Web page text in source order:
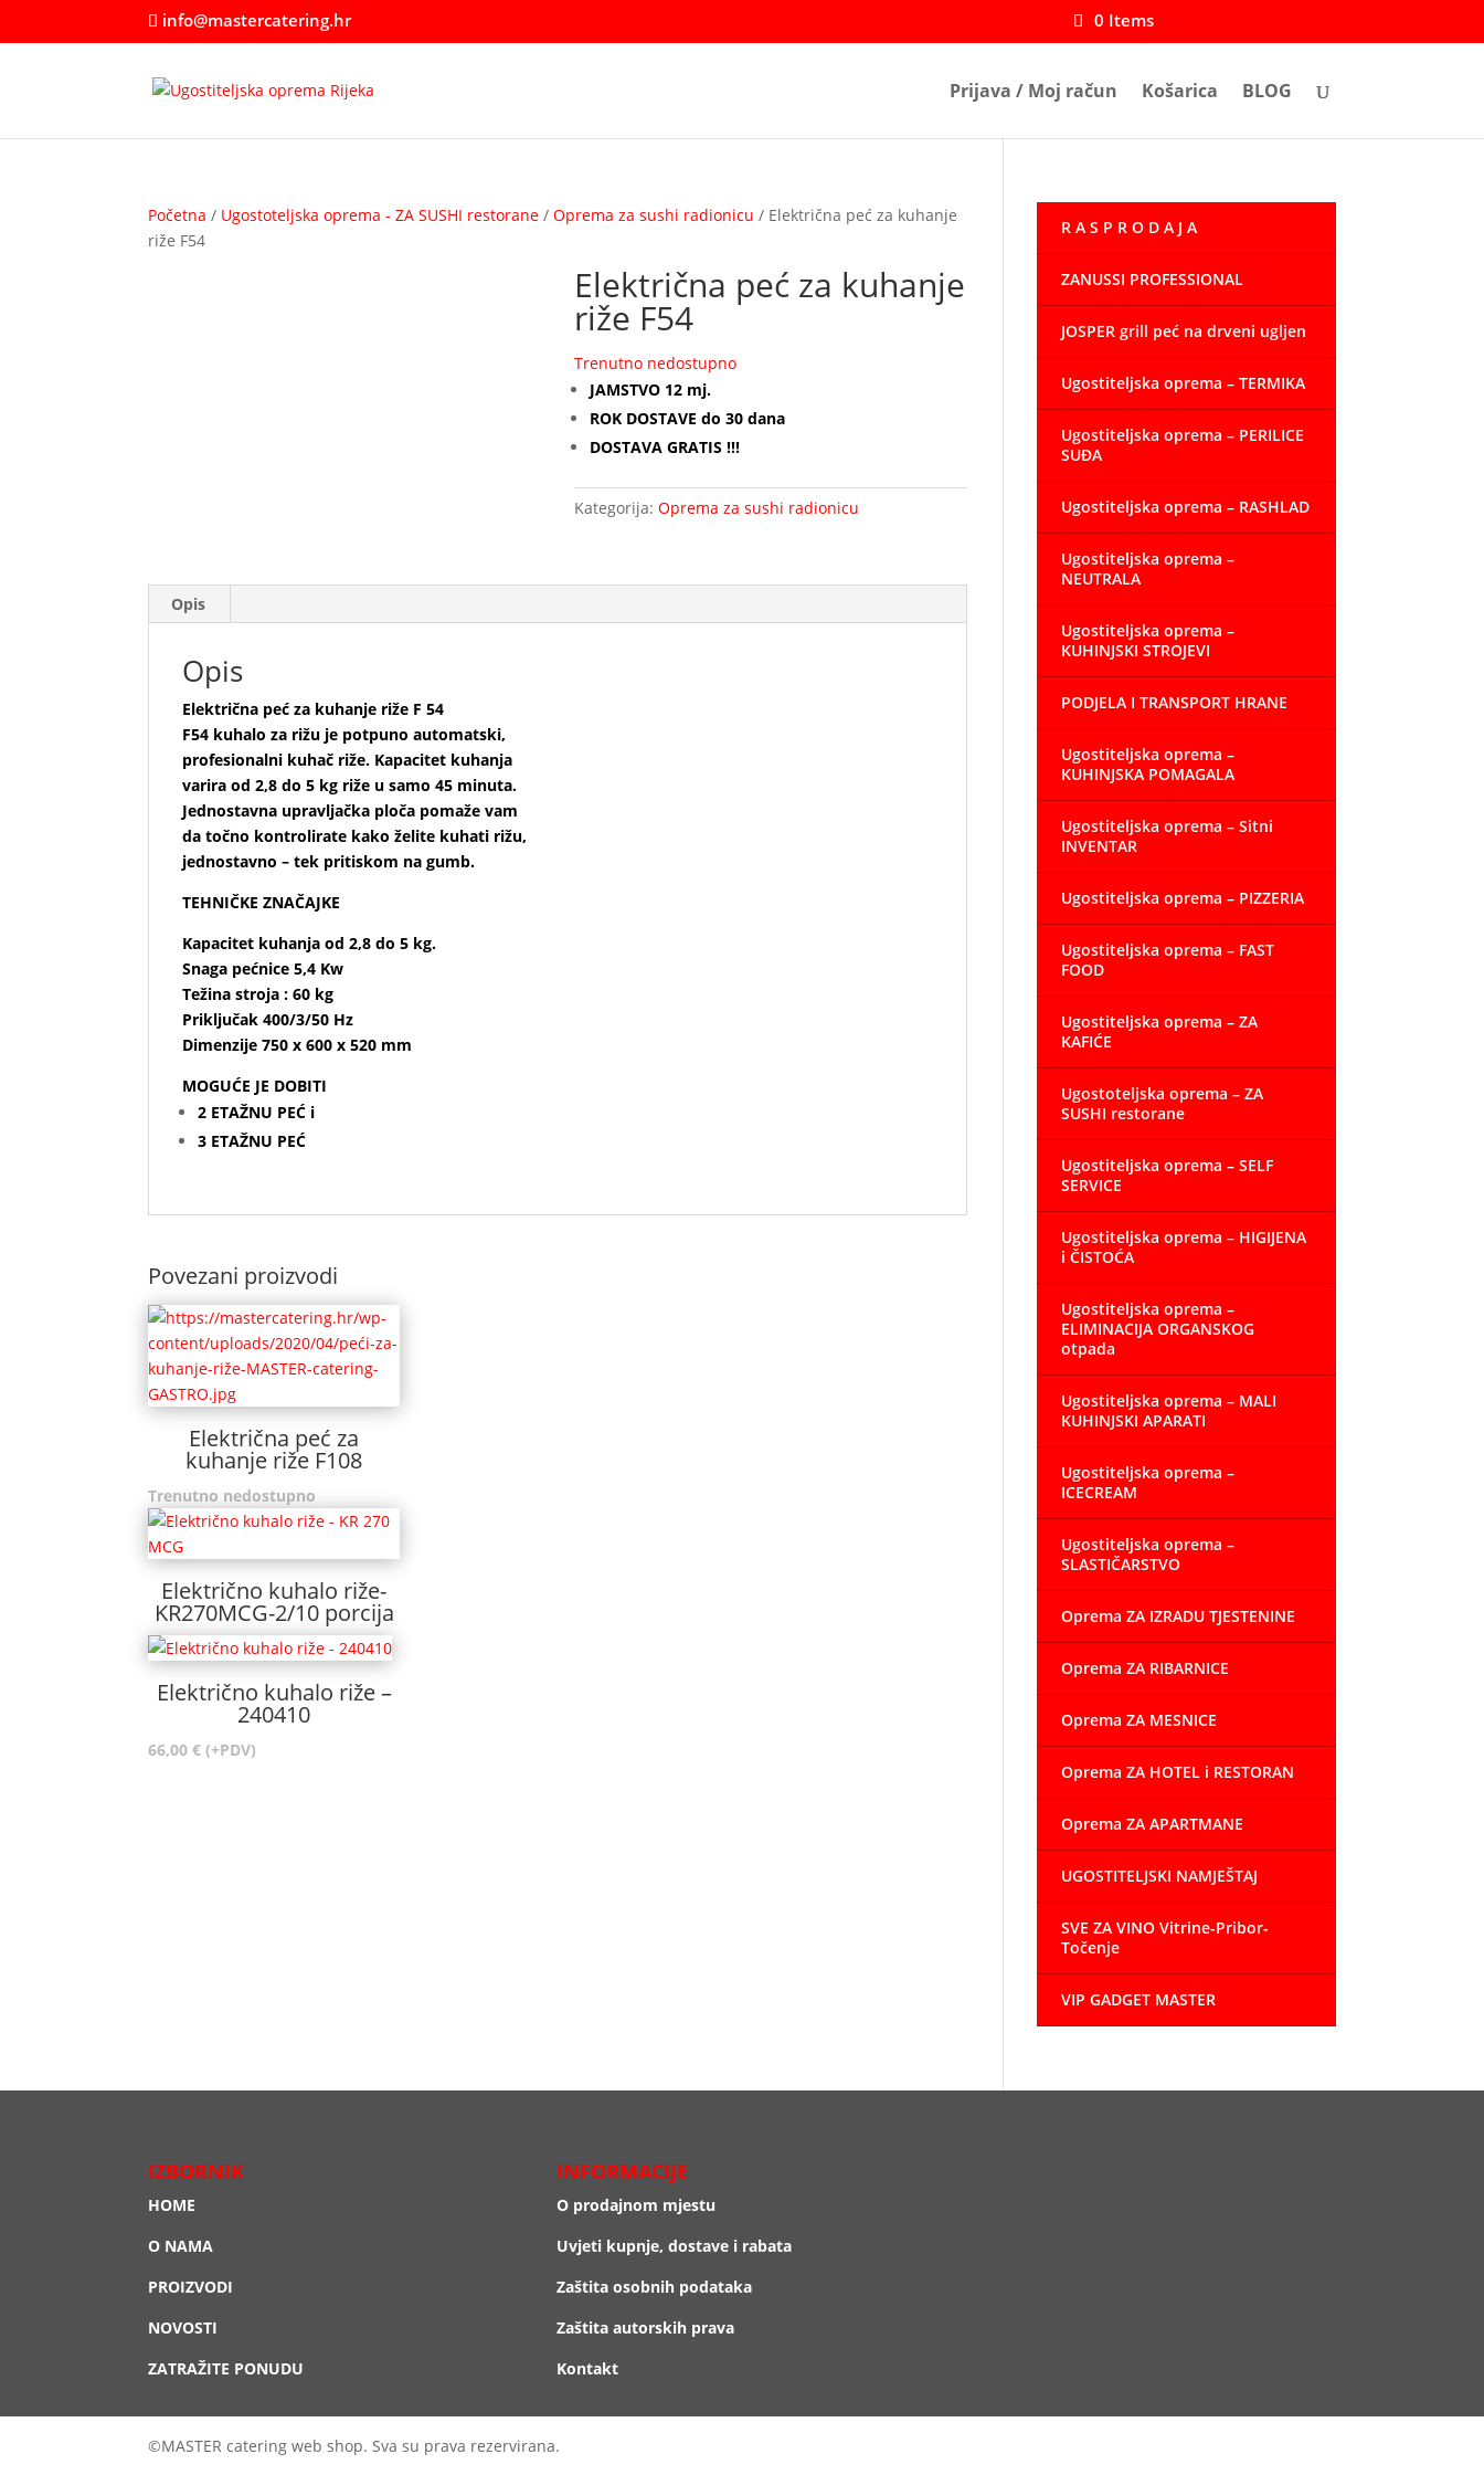
info@mastercatering.hr 0 Items
Prijava / Moj račun Košarica BLOG
Početna / Ugostoteljska oprema - ZA SUSHI restorane /Oprema za sushi radionicu / Električna peć za kuhanje
riže F54
Električna peć za kuhanje
riže F54
Trenutno nedostupno
JAMSTVO 12 mj.
ROK DOSTAVE do 30 dana
DOSTAVA GRATIS !!!
Kategorija:Oprema za sushi radionicu
Opis
Opis
Električna peć za kuhanje riže F 54
F54 kuhalo za rižu je potpuno automatski,
profesionalni kuhač riže. Kapacitet kuhanja
varira od 2,8 do 5 kg riže u samo 45 minuta.
Jednostavna upravljačka ploča pomaže vam
da točno kontrolirate kako želite kuhati rižu,
jednostavno – tek pritiskom na gumb.
TEHNIČKE ZNAČAJKE
Kapacitet kuhanja od 2,8 do 5 kg.
Snaga pećnice 5,4 Kw
Težina stroja : 60 kg
Priključak 400/3/50 Hz
Dimenzije 750 x 600 x 520 mm
MOGUĆE JE DOBITI
2 ETAŽNU PEĆ i
3 ETAŽNU PEĆ
Povezani proizvodi
Električna peć za
kuhanje riže F108
Trenutno nedostupno
Električno kuhalo riže-
KR270MCG-2/10 porcija
Električno kuhalo riže –
240410
66,00€ (+PDV)
R A S P R O D A J A
ZANUSSI PROFESSIONAL
JOSPER grill peć na drveni ugljen
Ugostiteljska oprema – TERMIKA
Ugostiteljska oprema – PERILICE
SUĐA
Ugostiteljska oprema – RASHLAD
Ugostiteljska oprema –
NEUTRALA
Ugostiteljska oprema –
KUHINJSKI STROJEVI
PODJELA I TRANSPORT HRANE
Ugostiteljska oprema –
KUHINJSKA POMAGALA
Ugostiteljska oprema – Sitni
INVENTAR
Ugostiteljska oprema – PIZZERIA
Ugostiteljska oprema – FAST
FOOD
Ugostiteljska oprema – ZA
KAFIĆE
Ugostoteljska oprema – ZA
SUSHI restorane
Ugostiteljska oprema – SELF
SERVICE
Ugostiteljska oprema – HIGIJENA
i ČISTOĆA
Ugostiteljska oprema –
ELIMINACIJA ORGANSKOG
otpada
Ugostiteljska oprema – MALI
KUHINJSKI APARATI
Ugostiteljska oprema –
ICECREAM
Ugostiteljska oprema –
SLASTIČARSTVO
Oprema ZA IZRADU TJESTENINE
Oprema ZA RIBARNICE
Oprema ZA MESNICE
Oprema ZA HOTEL i RESTORAN
Oprema ZA APARTMANE
UGOSTITELJSKI NAMJEŠTAJ
SVE ZA VINO Vitrine-Pribor-
Točenje
VIP GADGET MASTER
IZBORNIK
HOME
O NAMA
PROIZVODI
NOVOSTI
ZATRAŽITE PONUDU
INFORMACIJE
O prodajnom mjestu
Uvjeti kupnje, dostave i rabata
Zaštita osobnih podataka
Zaštita autorskih prava
Kontakt
©MASTER catering web shop. Sva su prava rezervirana.